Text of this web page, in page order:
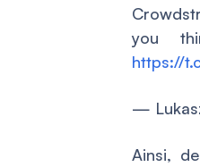
you
https://
—
Ainsi,